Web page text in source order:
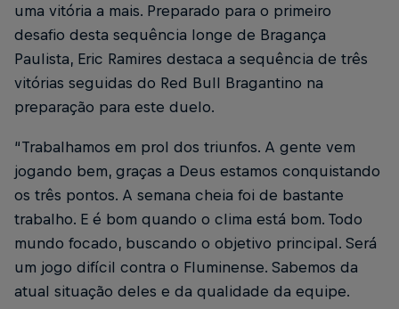
uma vitória a mais. Preparado para o primeiro
desafio desta sequência longe de Bragança
Paulista, Eric Ramires destaca a sequência de três
vitórias seguidas do Red Bull Bragantino na
preparação para este duelo.
“Trabalhamos em prol dos triunfos. A gente vem
jogando bem, graças a Deus estamos conquistando
os três pontos. A semana cheia foi de bastante
trabalho. E é bom quando o clima está bom. Todo
mundo focado, buscando o objetivo principal. Será
um jogo difícil contra o Fluminense. Sabemos da
atual situação deles e da qualidade da equipe.